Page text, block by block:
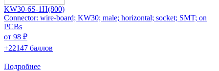
KW30-6S-1H(800)
Connector: wire-board; KW30; male; horizontal; socket; SMT; on
PCBs
от 98 ₽
+22147 баллов
Подробнее